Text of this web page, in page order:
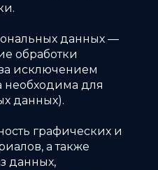
данных —
обработки
исключением
необходима для
данных).
графических и
а также
данных,